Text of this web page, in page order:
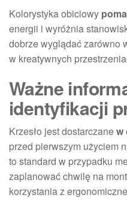
Kolorystyka obiciowy
energii i wyróżnia
dobrze wyglądać zarówno
w kreatywnych
Ważne
identyfikacji
Krzesło jest dostarczanew
przed pierwszym użyciem
to standard w przypadku
zaplanować chwilę na
korzystania z